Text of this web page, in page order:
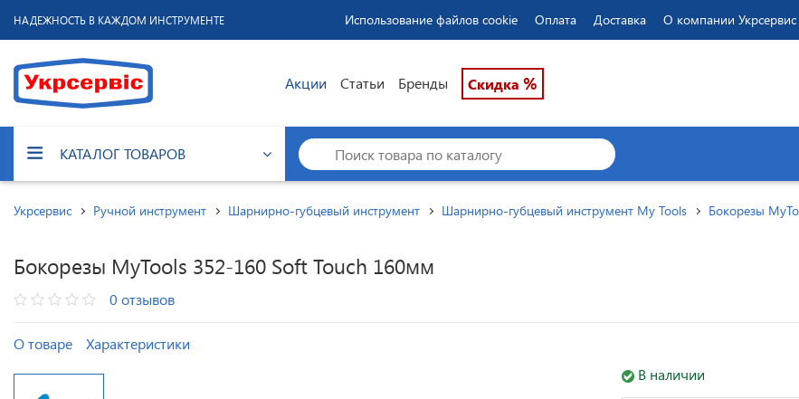
НАДЕЖНОСТЬ В КАЖДОМ ИНСТРУМЕНТЕ Использование файлов cookie Оплата Доставка О компании Укрсервис
Акции Статьи Бренды Скидка %
КАТАЛОГ ТОВАРОВ
Укрсервис Ручной инструмент Шарнирно-губцевый инструмент Шарнирно-губцевый инструмент My Tools Бокорезы
Бокорезы MyTools 352-160 Soft Touch 160мм
0 отзывов
О товаре Характеристики
В наличии